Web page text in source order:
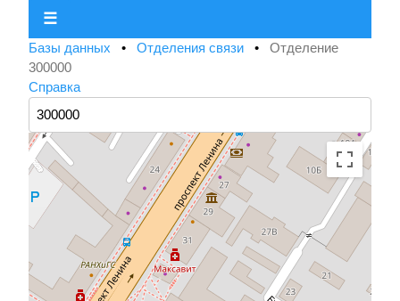
☰
Базы данных • Отделения связи • Отделение
300000
Справка